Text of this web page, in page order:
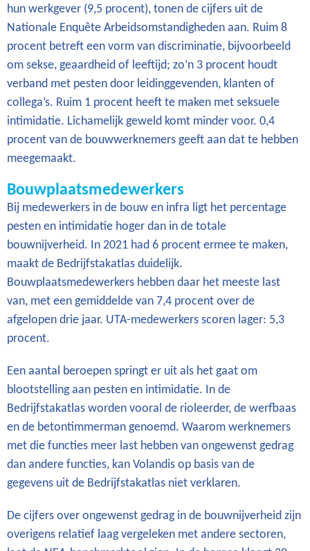
hun werkgever (9,5 procent), tonen de cijfers uit de
Nationale Enquête Arbeidsomstandigheden aan. Ruim 8
procent betreft een vorm van discriminatie, bijvoorbeeld
om sekse, geaardheid of leeftijd; zo’n 3 procent houdt
verband met pesten door leidinggevenden, klanten of
collega’s. Ruim 1 procent heeft te maken met seksuele
intimidatie. Lichamelijk geweld komt minder voor. 0,4
procent van de bouwwerknemers geeft aan dat te hebben
meegemaakt.
Bouwplaatsmedewerkers
Bij medewerkers in de bouw en infra ligt het percentage
pesten en intimidatie hoger dan in de totale
bouwnijverheid. In 2021 had 6 procent ermee te maken,
maakt de Bedrijfstakatlas duidelijk.
Bouwplaatsmedewerkers hebben daar het meeste last
van, met een gemiddelde van 7,4 procent over de
afgelopen drie jaar. UTA-medewerkers scoren lager: 5,3
procent.
Een aantal beroepen springt er uit als het gaat om
blootstelling aan pesten en intimidatie. In de
Bedrijfstakatlas worden vooral de rioleerder, de werfbaas
en de betontimmerman genoemd. Waarom werknemers
met die functies meer last hebben van ongewenst gedrag
dan andere functies, kan Volandis op basis van de
gegevens uit de Bedrijfstakatlas niet verklaren.
De cijfers over ongewenst gedrag in de bouwnijverheid zijn
overigens relatief laag vergeleken met andere sectoren,